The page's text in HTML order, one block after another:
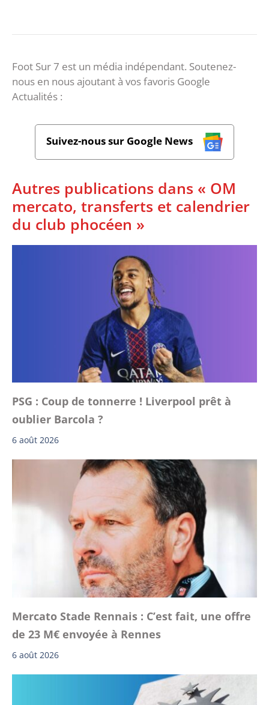
Foot Sur 7 est un média indépendant. Soutenez-
nous en nous ajoutant à vos favoris Google
Actualités :
Suivez-nous sur Google News
Autres publications dans « OM
mercato, transferts et calendrier
du club phocéen »
PSG : Coup de tonnerre ! Liverpool prêt à
oublier Barcola ?
6 août 2026
Mercato Stade Rennais : C’est fait, une offre
de 23 M€ envoyée à Rennes
6 août 2026